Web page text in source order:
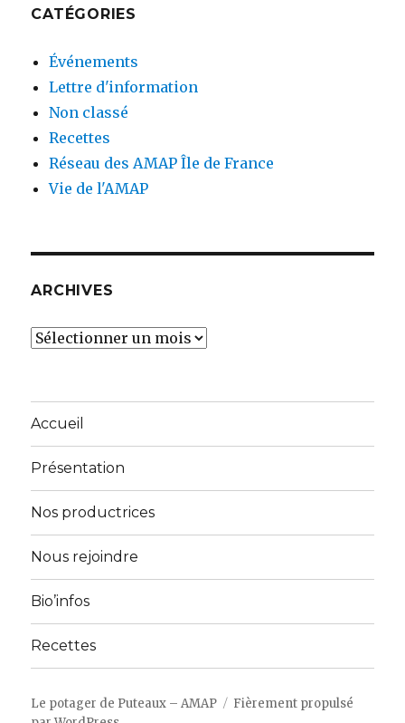
CATÉGORIES
Événements
Lettre d'information
Non classé
Recettes
Réseau des AMAP Île de France
Vie de l'AMAP
ARCHIVES
Archives
Accueil
Présentation
Nos productrices
Nous rejoindre
Bio’infos
Recettes
Le potager de Puteaux – AMAP
Fièrement propulsé